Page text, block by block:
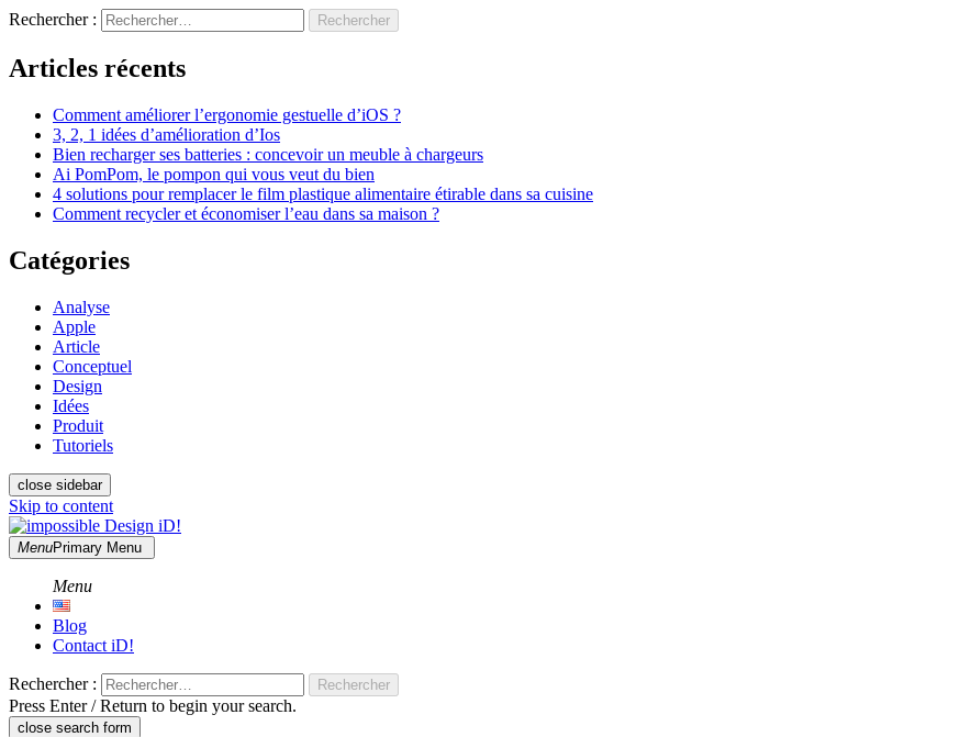
Rechercher :
Articles récents
Comment améliorer l’ergonomie gestuelle d’iOS ?
3, 2, 1 idées d’amélioration d’Ios
Bien recharger ses batteries : concevoir un meuble à chargeurs
Ai PomPom, le pompon qui vous veut du bien
4 solutions pour remplacer le film plastique alimentaire étirable dans sa cuisine
Comment recycler et économiser l’eau dans sa maison ?
Catégories
Analyse
Apple
Article
Conceptuel
Design
Idées
Produit
Tutoriels
close sidebar
Skip to content
impossible Design iD!
Des idées autour du design, de l'ergonomie et des interfaces homme machines
MenuPrimary Menu
Menu
Blog
Contact iD!
Rechercher :
Press Enter / Return to begin your search.
close search form